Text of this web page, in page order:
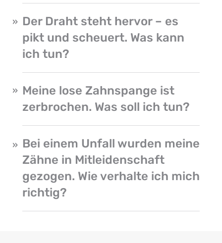
Der Draht steht hervor – es
pikt und scheuert. Was kann
ich tun?
Meine lose Zahnspange ist
zerbrochen. Was soll ich tun?
Bei einem Unfall wurden meine
Zähne in Mitleidenschaft
gezogen. Wie verhalte ich mich
richtig?